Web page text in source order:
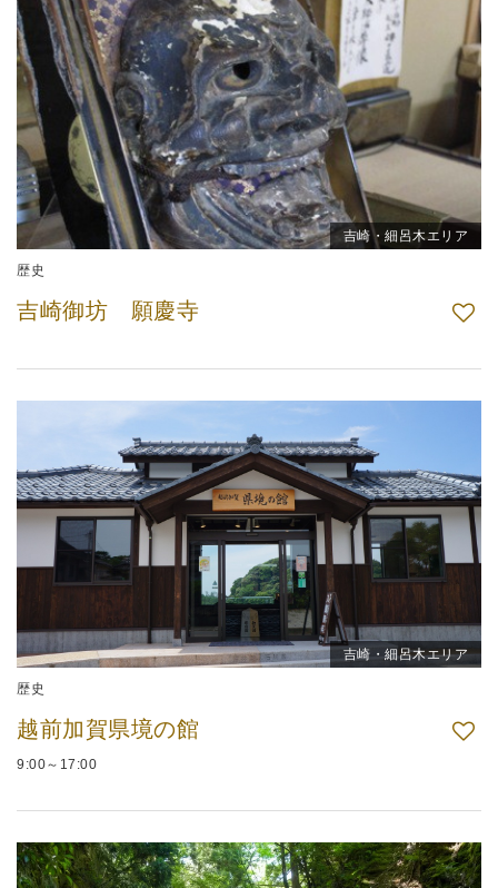
吉崎・細呂木エリア
歴史
吉崎御坊 願慶寺
吉崎・細呂木エリア
歴史
越前加賀県境の館
9:00～17:00